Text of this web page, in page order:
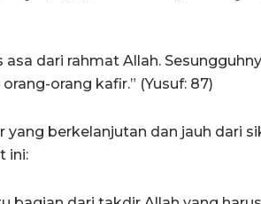
dari rahmat Allah.
orang kafir.” (Yusuf: 87)
yang berkelanjutan dan jauh dari
ini: